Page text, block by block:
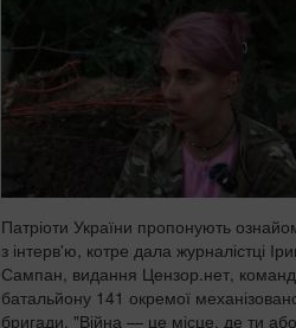
Патріоти України пропонують
з інтерв'ю, котре дала журналістці
Сампан, видання Цензор.нет,
батальйону 141 окремої
бригади. "Війна — це місце, де ти або